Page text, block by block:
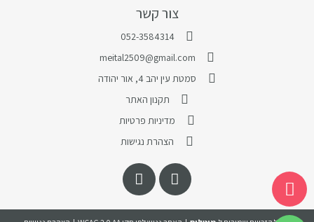
צור קשר
052-3584314
meital2509@gmail.com
סמטת עין יהב 4, אור יהודה
תקנון האתר
מדיניות פרטיות
הצהרת נגישות